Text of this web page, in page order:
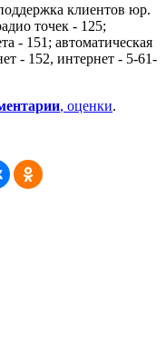
клиентов юр.
точек - 125;
- 151; автоматическая
- 152, интернет - 5-61-
, оценки.